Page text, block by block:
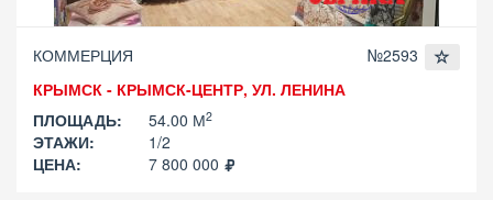
КОММЕРЦИЯ
№2593
КРЫМСК - КРЫМСК-ЦЕНТР, УЛ. ЛЕНИНА
ПЛОЩАДЬ:
54.00 М2
ЭТАЖИ:
1/2
ЦЕНА:
7 800 000